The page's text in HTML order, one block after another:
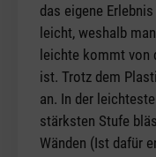
das eigene
leicht, weshalb
leichte kommt von
ist. Trotz dem
an. In der
stärksten Stufe
Wänden (Ist dafür